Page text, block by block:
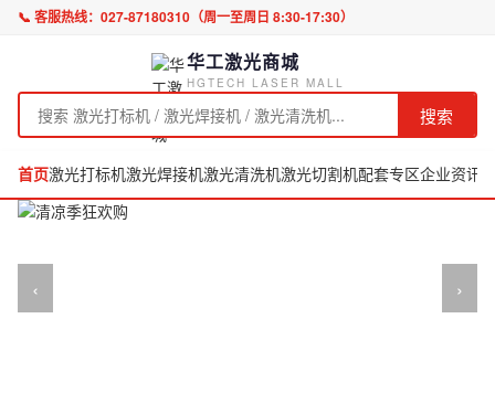
📞 客服热线： 027-87180310 （周一至周日 8:30-17:30）
华工激光商城
HGTECH LASER MALL
搜索
首页激光打标机激光焊接机激光清洗机激光切割机配套专区企业资讯
‹ ›